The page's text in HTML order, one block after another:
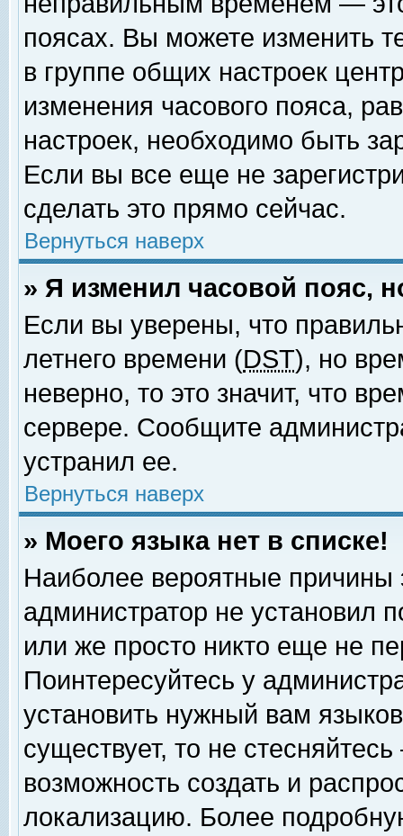
поясах. Вы можете изменить
в группе общих настроек
изменения часового пояса,
настроек, необходимо быть
Если вы все еще не
сделать это прямо сейчас.
Вернуться наверх
» Я изменил часовой пояс,
Если вы уверены, что
летнего времени (DST), но
неверно, то это значит, что
сервере. Сообщите
устранил ее.
Вернуться наверх
» Моего языка нет в списке!
Наиболее вероятные причины
администратор не установил
или же просто никто еще не
Поинтересуйтесь у
установить нужный вам
существует, то не
возможность создать и
локализацию. Более